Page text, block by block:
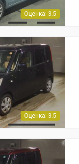
Оценка: 3.5
Оценка: 3.5